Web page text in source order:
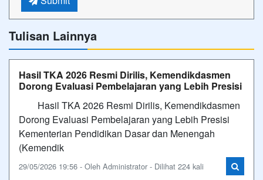
Tulisan Lainnya
Hasil TKA 2026 Resmi Dirilis, Kemendikdasmen
Dorong Evaluasi Pembelajaran yang Lebih Presisi
Hasil TKA 2026 Resmi Dirilis, Kemendikdasmen
Dorong Evaluasi Pembelajaran yang Lebih Presisi
Kementerian Pendidikan Dasar dan Menengah
(Kemendik
29/05/2026 19:56 - Oleh Administrator - Dilihat 224 kali